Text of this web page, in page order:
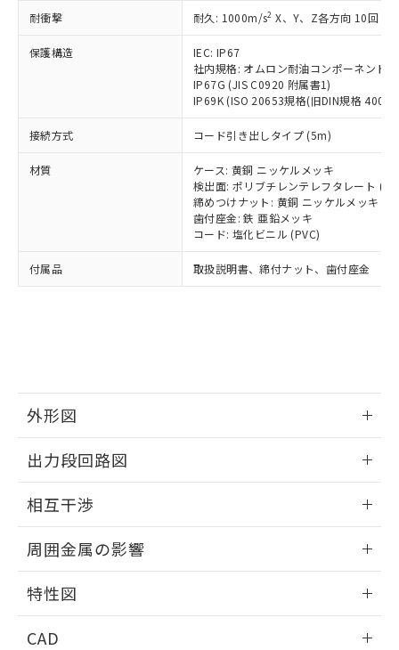
耐衝撃 耐久: 1000m/s2 X、Y、Z各方向 10回
保護構造
IEC: IP67
社内規格: オムロン耐油コンポーネント
IP67G (JIS C0920 附属書1)
IP69K (ISO 20653規格(旧DIN規格
接続方式 コード引き出しタイプ (5m)
材質
ケース: 黄銅 ニッケルメッキ
検出面: ポリブチレンテレフタレート
締めつけナット: 黄銅 ニッケルメッキ
歯付座金: 鉄 亜鉛メッキ
コード: 塩化ビニル (PVC)
付属品 取扱説明書、締付ナット、歯付座金
外形図
外形図
出力段回路図
出力段回路図
相互干渉
相互干渉
周囲金属の影響
周囲金属の影響
特性図
CAD
覧された時点での実際の在庫および標
準価格とは異なる場合があることをご
了承ください。
正式な納期状況および標準価格はお客
様のお取引先、またはお客様担当のオ
ムロン制御機器販売店・当社販売員に
ご相談ください。
オムロン制御機器販売店や当社販売拠
販売ネットワーク
」をご確認
在庫状況および標準価格結果を当社の
事前の承諾なく第三者に漏洩または開
示しないようお願いします。
マイパーツ機能（部品リスト作成サー
ビス）をご利用いただくには、I-Web
品・サービスに関するお客様との取
※当社の共同利用者とは、
の共同利用に関して"
用者の範囲」に記載されている法人を
鉛(Pb) 1000ppm以下、 水銀(Hg) 1000ppm以下、 カド
ミウム(Cd) 100ppm以下、
六価クロム(Cr(Ⅵ)) 1000ppm以下、ポリ臭化ビフェニル
類(PBB) 1000ppm以下、ポリ臭化ジフェニルエーテル類
(PBDE) 1000ppm以下、フタル酸ビス(2-エチルヘキシ
ル) (DEHP)(別名：DOP) 1000ppm以下、フタル酸ブチ
ルベンジル（BBP） 1000ppm以下、フタル酸ジブチル
（DBP） 1000ppm以下、フタル酸ジイソブチル
適用除外項目は除く。
フタル酸エステル類の４物質については閾値を超える意
図的な使用がないことを確認しています。
部品在庫の切り替え状況などにより、予定
月が前後することがあります。
とができます。
EU RoHS指令（10物質）の非含有証明書
51物質の非含有証明書（当社基準）
※本証明書は発行日時点で非含有を証明す
るもので、過去に遡って非含有を証明する
ものではありません。
物質の対応では、対応完了までの期間は出
荷製品に未対応品が混在することから備考
欄に対応日を記載しておりました。
既に当社にて対応品への在庫切替を完了
*中国RoHS10物質の基準値 (GB/T26572)：
Pb(鉛) :1000ppm、 Hg(水銀) : 1000ppm、 Cd(カドミウ
Cr(Ⅵ)(六価クロム) : 1000ppm、 PBBs(ポリ臭化ビフェ
ニル類) : 1000ppm、 PBDEs(ポリ臭化ジフェニルエーテ
DBP(フタル酸ジブチル) : 1000ppm、 DIBP(フタル酸ジ
イソブチル) : 1000ppm、 BBP(フタル酸ブチルベンジ
DEHP(フタル酸ビス(2-エチルヘキシル)) : 1000ppm
※2 環境保護使用期限
「ｅ」：有害物質（10物質）のすべてが基
準値以下であることを示します。
「10」：通常の使用状況下において有害物
質が外部に漏えいし、環境に深刻な影響を
及ぼさない年数を意味します。
国政府の輸出許可(または役務取引許
可)を取得するなどの必要な手続きを
当社は規制貨物を破棄する場合は、完
全に破砕するなど、違法に輸出されな
いよう必要な手段を講じます。
当社は貴社製品を、核兵器、ミサイ
ル、化学兵器、生物兵器またはその他
武器並びにこれらの製造装置等に一切
使用いたしません。
当社は、貴社製品を第三者に販売する
場合は、上記1、2および3の内容を当
該第三者に通知します。また当社は、
販売先および販売に係わる関係者が違
法に輸出するおそれがある場合は、取
一定数以上の在庫あり
一定数には満たないが在庫あり
在庫なし(最新の在庫状況につ
いては、お客様のお取引先、ま
たはお客様担当のオムロン制御
機器販売店・当社販売員にご確
認ください)
白
受注生産機種、また在庫状況の
情報を公開していない機種